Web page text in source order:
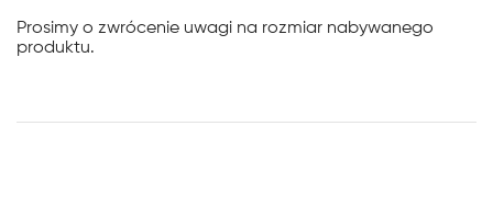
Prosimy o zwrócenie uwagi na rozmiar nabywanego
produktu.